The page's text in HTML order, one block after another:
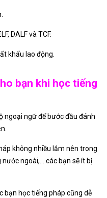
DALF và TCF.
khẩu lao động.
bạn khi học tiếng
ngoại ngữ để bước đầu đánh
không nhiều lắm nên trong
ngoài,… các bạn sẽ ít bị
bạn học tiếng pháp cũng dễ